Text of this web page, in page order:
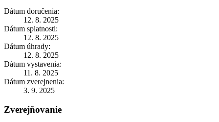
Dátum doručenia:
12. 8. 2025
Dátum splatnosti:
12. 8. 2025
Dátum úhrady:
12. 8. 2025
Dátum vystavenia:
11. 8. 2025
Dátum zverejnenia:
3. 9. 2025
Zverejňovanie